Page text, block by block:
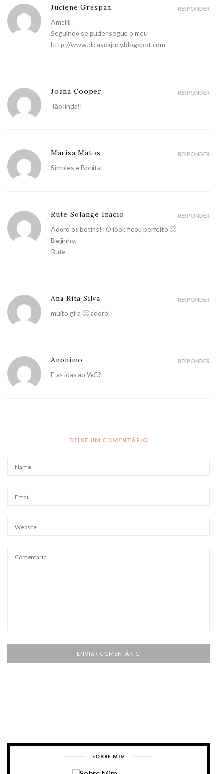
Juciene Grespan
Ameiiii
Seguindo se puder segue o meu
http://www.dicasdajucy.blogspot.com
RESPONDER
Joana Cooper
Tão linda!!
RESPONDER
Marisa Matos
Simples e Bonita!
RESPONDER
Rute Solange Inacio
Adoro os botins!! O look ficou perfeito 🙂
Beijinho,
Rute
RESPONDER
Ana Rita Silva
muito gira 🙂 adoro!
RESPONDER
Anónimo
E as idas ao WC?
RESPONDER
DEIXE UM COMENTÁRIO
SOBRE MIM